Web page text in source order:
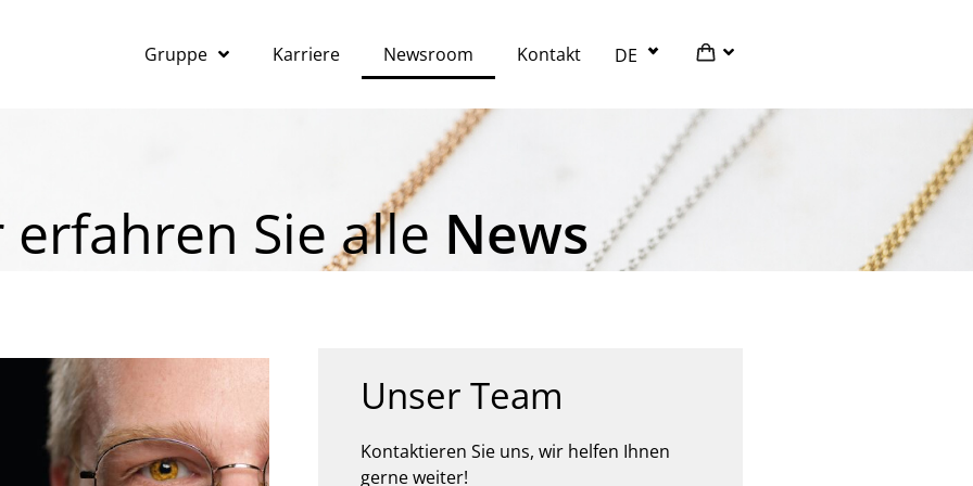
Gruppe Karriere Newsroom Kontakt DE
erfahren Sie alle News
Unser Team
Kontaktieren Sie uns, wir helfen Ihnen
gerne weiter!